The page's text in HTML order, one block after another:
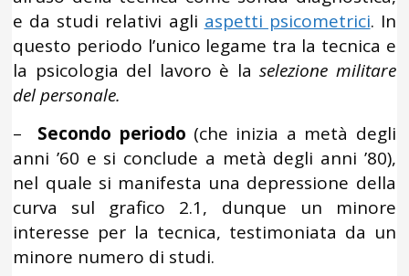
e da studi relativi agli aspetti psicometrici. In
questo periodo l’unico legame tra la tecnica e
la psicologia del lavoro è laselezione militare
del personale.
–
Secondo periodo (che inizia a metà degli
anni ’60 e si conclude a metà degli anni ’80),
nel quale si manifesta una depressione della
curva sul grafico 2.1, dunque un minore
interesse per la tecnica, testimoniata da un
minore numero di studi.